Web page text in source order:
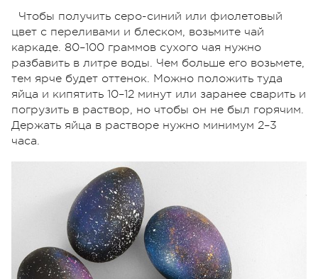
Чтобы получить серо-синий или фиолетовый
цвет с переливами и блеском, возьмите чай
каркаде. 80–100 граммов сухого чая нужно
разбавить в литре воды. Чем больше его возьмете,
тем ярче будет оттенок. Можно положить туда
яйца и кипятить 10–12 минут или заранее сварить и
погрузить в раствор, но чтобы он не был горячим.
Держать яйца в растворе нужно минимум 2–3
часа.